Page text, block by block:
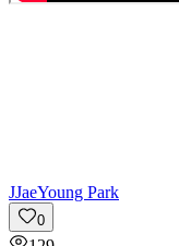
JJaeYoung Park
0